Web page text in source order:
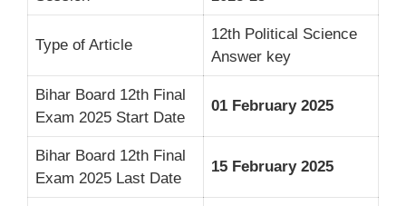
Type of Article
12th Political Science
Answer key
Bihar Board 12th Final
Exam 2025 Start Date
01 February 2025
Bihar Board 12th Final
Exam 2025 Last Date
15 February 2025